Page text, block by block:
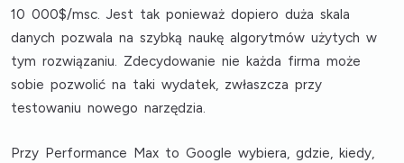
10 000$/msc. Jest tak ponieważdopiero duża skala
danych pozwala na szybką naukę algorytmów użytych w
tym rozwiązaniu. Zdecydowanie nie każda firma może
sobie pozwolić na taki wydatek, zwłaszcza przy
testowaniu nowego narzędzia.
Przy Performance Max to Google wybiera, gdzie, kiedy,